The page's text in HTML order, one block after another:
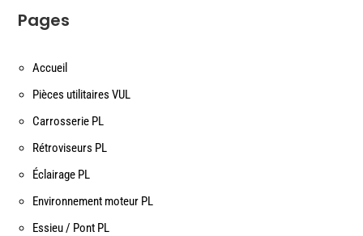
Pages
Accueil
Pièces utilitaires VUL
Carrosserie PL
Rétroviseurs PL
Éclairage PL
Environnement moteur PL
Essieu / Pont PL